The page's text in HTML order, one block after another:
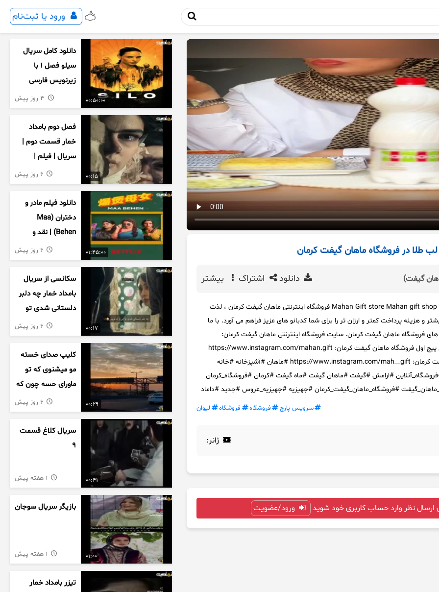
ورود یا ثبت‌نام
طلا در فروشگاه ماهان گیفت کرمان
دانلود اشتراک بیشتر
فروشگاه ماهان گیفت کرمان Mahan Gift store Mahan gift shop فروشگاه اینترنتی ماهان گیفت کرمان ، لذت
و هزینه پرداخت کمتر و ارزان تر را برای شما کدبانو های عزیز فراهم می آورد. با ما
فروشگاه ماهان گیفت کرمان. سایت فروشگاه اینترنتی ماهان گیفت کرمان:
https://www.mahan.gift/ پیج اول فروشگاه ماهان گیفت کرمان: https://www.instagram.com/mahan.gift
پیج دوم فروشگاه ماهان گیفت کرمان: https://www.instagram.com/mah__gift #ماهان #آشپزخانه #خانه
#ارامش #گیفت #ماهان گیفت #ماه گیفت #کرمان #فروشگاه_کرمان
#فروشگاه_ماهان_گیفت_کرمان #جهیزیه #جهیزیه_عروس #جدید #داماد
سرویس پارچ فروشگاه فروشگاه لیوان
ژانر:
ارسال نظر وارد حساب کاربری خود شوید ورود/عضویت
00:50:00
دانلود کامل سریال
سیلو فصل ۱ با
زیرنویس فارسی
00:15
فصل دوم بامداد
خمار قسمت دوم |
سریال | فیلم |
نمایش خانگی |
محبوبه | سینمایی
01:45:00
دانلود فیلم مادر و
دختران (Maa
Behen) | نقد و
بررسی درام خانوادگی
هندی
00:17
سکانسی از سریال
بامداد خمار چه دلبر
دلستانی شدی تو
این بزک عروس..
00:29
کلیپ صدای خسته
مو میشنوی که تو
ماورای حسه چون که
داریم می رسیم به
اخرای قصه
00:41
سریال کلاغ قسمت
9
01:00
بازیگر سریال سوجان
تیزر بامداد خمار